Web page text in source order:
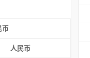
币
人民币